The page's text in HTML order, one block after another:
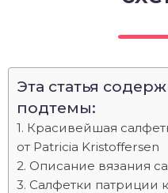
Эта статья
подтемы:
Красивейшая
от Patricia Kristoffersen
Описание вязания
Салфетки патриции